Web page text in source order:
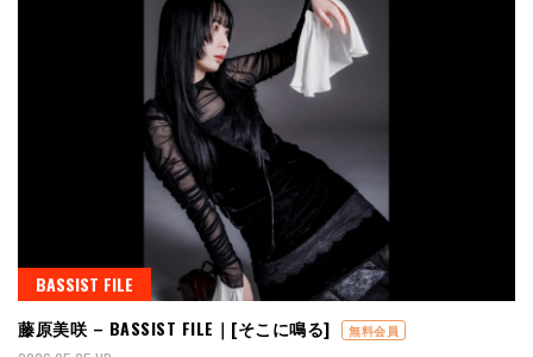
BASSIST FILE
藤原美咲 – BASSIST FILE｜[そこに鳴る]
無料会員